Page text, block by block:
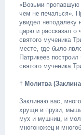
«Возьми пропавшую
чем не печалься».
увидел неподалеку
царю и рассказал о
святого мученика
месте, где было
Патрикеев
святого мученика
† Молитва
Заклинаю вас,
хрущи и прузи,
мух и мушниц, и
многоножец и